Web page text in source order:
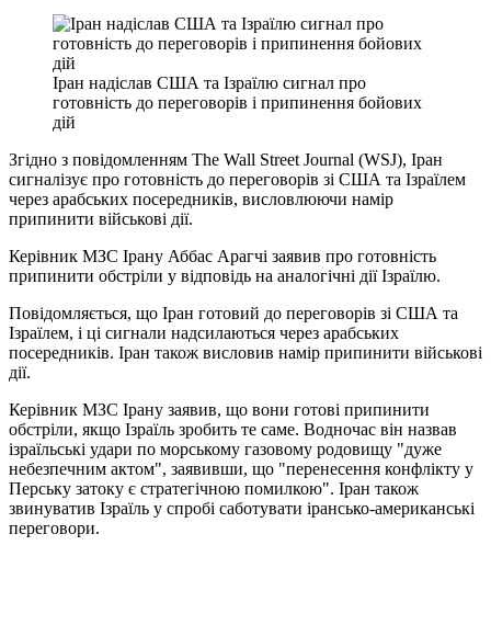
Іран надіслав США та Ізраїлю сигнал про
готовність до переговорів і припинення бойових
дій
Згідно з повідомленням The Wall Street Journal (WSJ), Іран
сигналізує про готовність до переговорів зі США та Ізраїлем
через арабських посередників, висловлюючи намір
припинити військові дії.
Керівник МЗС Ірану Аббас Арагчі заявив про готовність
припинити обстріли у відповідь на аналогічні дії Ізраїлю.
Повідомляється, що Іран готовий до переговорів зі США та
Ізраїлем, і ці сигнали надсилаються через арабських
посередників. Іран також висловив намір припинити військові
дії.
Керівник МЗС Ірану заявив, що вони готові припинити
обстріли, якщо Ізраїль зробить те саме. Водночас він назвав
ізраїльські удари по морському газовому родовищу "дуже
небезпечним актом", заявивши, що "перенесення конфлікту у
Перську затоку є стратегічною помилкою". Іран також
звинуватив Ізраїль у спробі саботувати ірансько-американські
переговори.